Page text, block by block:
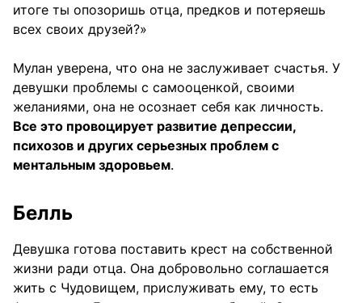
итоге ты опозоришь отца, предков и потеряешь
всех своих друзей?»
Мулан уверена, что она не заслуживает счастья. У
девушки проблемы с самооценкой, своими
желаниями, она не осознает себя как личность.
Все это провоцирует развитие депрессии,
психозов и других серьезных проблем с
ментальным здоровьем.
Белль
Девушка готова поставить крест на собственной
жизни ради отца. Она добровольно соглашается
жить с Чудовищем, прислуживать ему, то есть